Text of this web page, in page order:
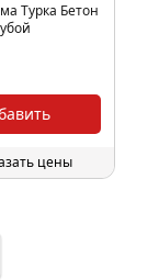
Турка Бетон
цены